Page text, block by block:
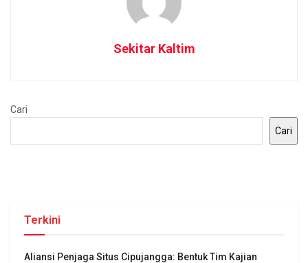
Sekitar Kaltim
Cari
Cari
Terkini
Aliansi Penjaga Situs Cipujangga: Bentuk Tim Kajian